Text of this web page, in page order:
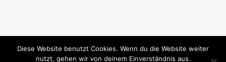
Diese Website benutzt Cookies. Wenn du die Website weiter
nutzt, gehen wir von deinem Einverständnis aus.